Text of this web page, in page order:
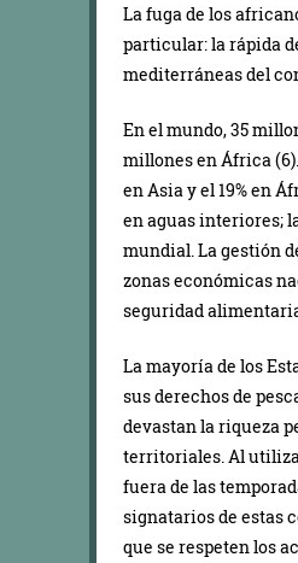
La fuga de los
particular: la rápida
mediterráneas del
En el mundo, 35
millones en África
en Asia y el 19% en
en aguas interiores;
mundial. La gestión
zonas económicas
seguridad
La mayoría de los
sus derechos de
devastan la riqueza
territoriales. Al
fuera de las
signatarios de estas
que se respeten los